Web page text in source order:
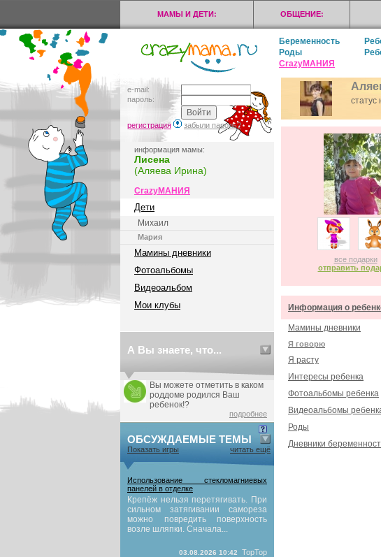
МАМЫ И ДЕТИ: ОБЩЕНИЕ:
Беременность
Роды
CrazyМАНИЯ
e-mail:
пароль:
регистрация забыли пароль?
информация мамы:
Лисена
(Аляева Ирина)
CrazyМАНИЯ
Дети
Михаил
Мария
Мамины дневники
Фотоальбомы
Видеоальбом
Мои клубы
А Вы знаете, что...
Вы можете отметить в каком
роддоме родился Ваш
ребенок!?
подробнее
ОБСУЖДАЕМЫЕ ТЕМЫ
Показать игры читать ещё
Использование стекломагниевых
панелей в отделке
Крепёж нельзя перетягивать. При
сильном затягивании самореза
можно повредить поверхность
возле шляпки. Сначала...
03.08.2026 10:42
TopTop
статус
все подарки
отправить
Информация о
Мамины дневники
Я говорю
Я расту
Интересы ребенка
Фотоальбомы ребенка
Видеоальбомы
Роды
Дневники